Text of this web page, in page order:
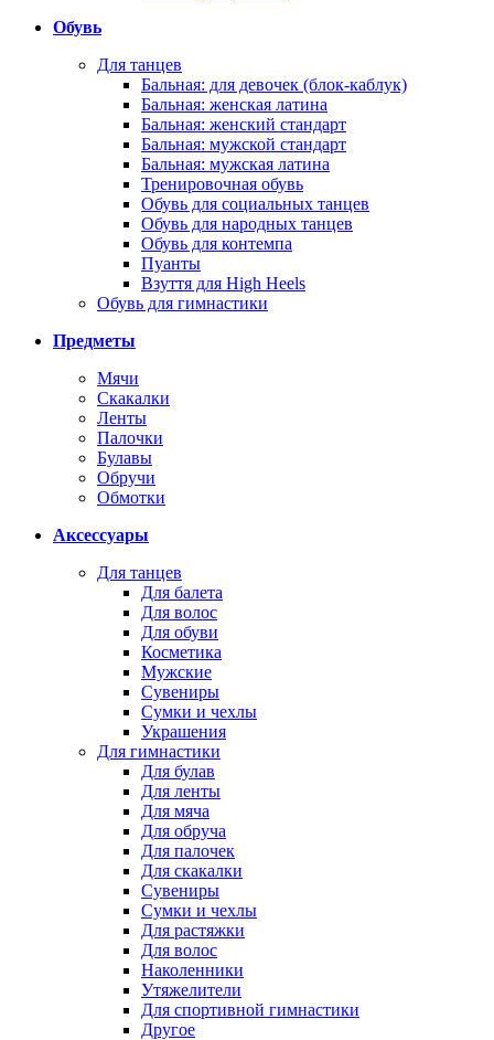
Обувь
Для танцев
Бальная: для девочек (блок-каблук)
Бальная: женская латина
Бальная: женский стандарт
Бальная: мужской стандарт
Бальная: мужская латина
Тренировочная обувь
Обувь для социальных танцев
Обувь для народных танцев
Обувь для контемпа
Пуанты
Взуття для High Heels
Обувь для гимнастики
Предметы
Мячи
Скакалки
Ленты
Палочки
Булавы
Обручи
Обмотки
Аксессуары
Для танцев
Для балета
Для волос
Для обуви
Косметика
Мужские
Сувениры
Сумки и чехлы
Украшения
Для гимнастики
Для булав
Для ленты
Для мяча
Для обруча
Для палочек
Для скакалки
Сувениры
Сумки и чехлы
Для растяжки
Для волос
Наколенники
Утяжелители
Для спортивной гимнастики
Другое